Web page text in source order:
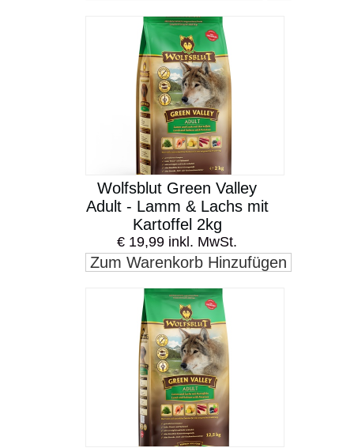
Wolfsblut Green Valley
Adult - Lamm & Lachs mit
Kartoffel 2kg
€ 19,99 inkl. MwSt.
Zum Warenkorb Hinzufügen